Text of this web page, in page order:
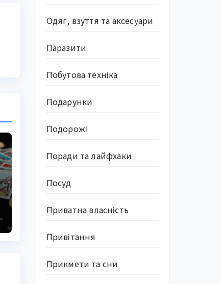
Одяг, взуття та аксесуари
Паразити
Побутова техніка
Подарунки
Подорожі
Поради та лайфхаки
Посуд
Приватна власність
Привітання
Прикмети та сни